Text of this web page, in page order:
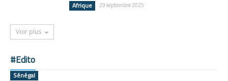
Afrique 29 septembre 2025
Voir plus
#Edito
Sénégal